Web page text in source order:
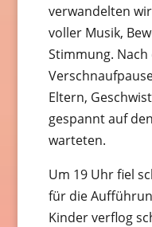
verwandelten
voller Musik,
Stimmung.
Eltern,
gespannt auf
warteten.
Um 19 Uhr fiel
für die
Kinder verflog